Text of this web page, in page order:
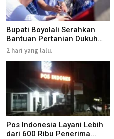
Bupati Boyolali Serahkan
Bantuan Pertanian Dukuh
K...
2 hari yang lalu.
Pos Indonesia Layani Lebih
dari 600 Ribu Penerima...